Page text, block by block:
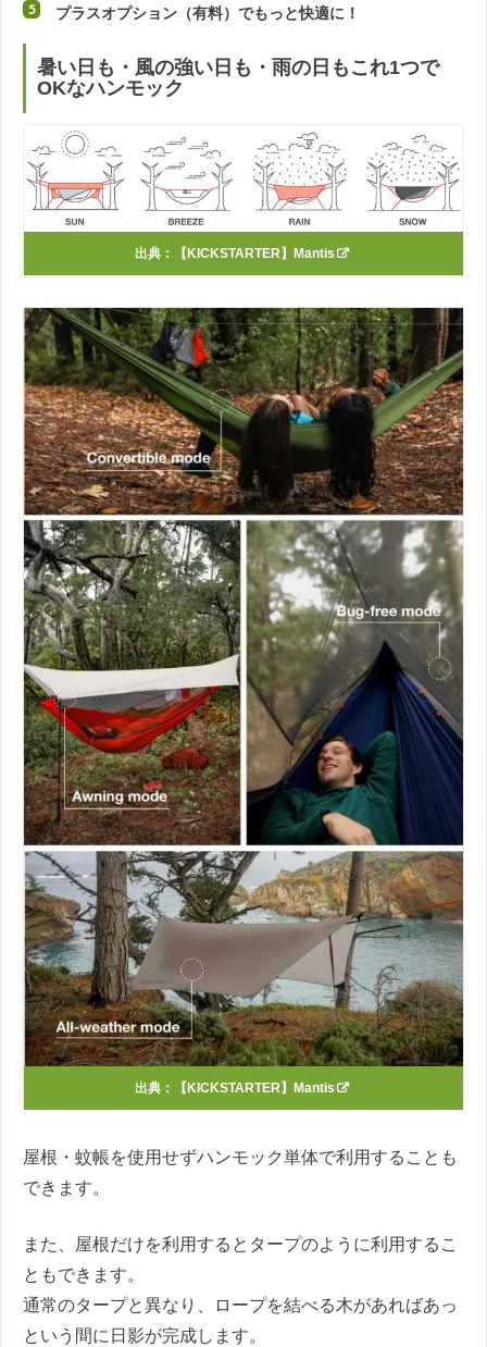
プラスオプション（有料）でもっと快適に！
暑い日も・風の強い日も・雨の日もこれ1つで
OKなハンモック
出典： 【KICKSTARTER】Mantis
出典： 【KICKSTARTER】Mantis
屋根・蚊帳を使用せずハンモック単体で利用することも
できます。
また、屋根だけを利用するとタープのように利用するこ
ともできます。
通常のタープと異なり、ロープを結べる木があればあっ
という間に日影が完成します。